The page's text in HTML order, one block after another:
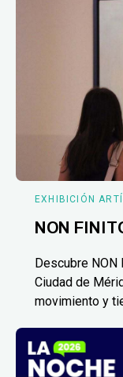
EXHIBICIÓN
NON
Descubre NON
Ciudad de
movimiento y